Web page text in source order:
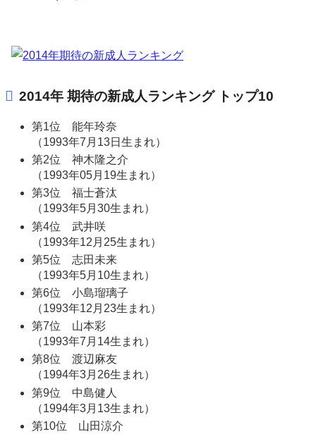
2014年 期待の新成人ランキング トップ10
第1位 能年玲奈
（1993年7月13日生まれ）
第2位 神木隆之介
（1993年05月19生まれ）
第3位 福士蒼汰
（1993年5月30生まれ）
第4位 武井咲
（1993年12月25生まれ）
第5位 志田未来
（1993年5月10生まれ）
第6位 小島瑠璃子
（1993年12月23生まれ）
第7位 山本彩
（1993年7月14生まれ）
第8位 渡辺麻友
（1994年3月26生まれ）
第9位 中島健人
（1994年3月13生まれ）
第10位 山田涼介